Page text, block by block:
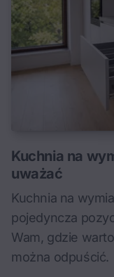
Kuchnia na
uważać
Kuchnia na
pojedyncza
Wam, gdzie
można odpuścić.